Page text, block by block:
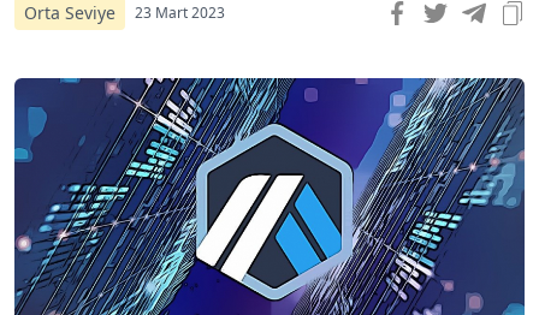
Orta Seviye 23 Mart 2023